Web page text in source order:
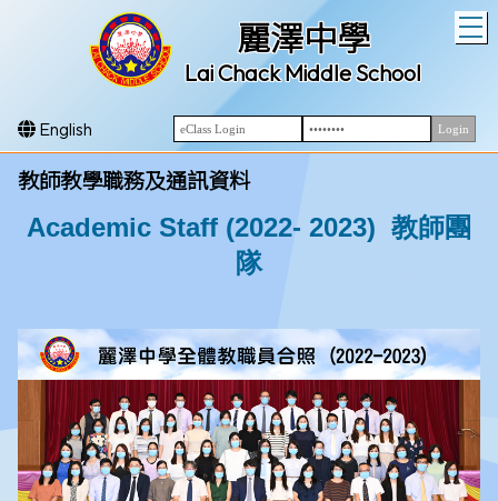
麗澤中學
Lai Chack Middle School
English
教師教學職務及通訊資料